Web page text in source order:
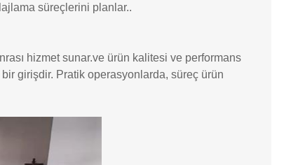
süreçlerini planlar..
hizmet sunar.ve ürün kalitesi ve performans
girişdir. Pratik operasyonlarda, süreç ürün